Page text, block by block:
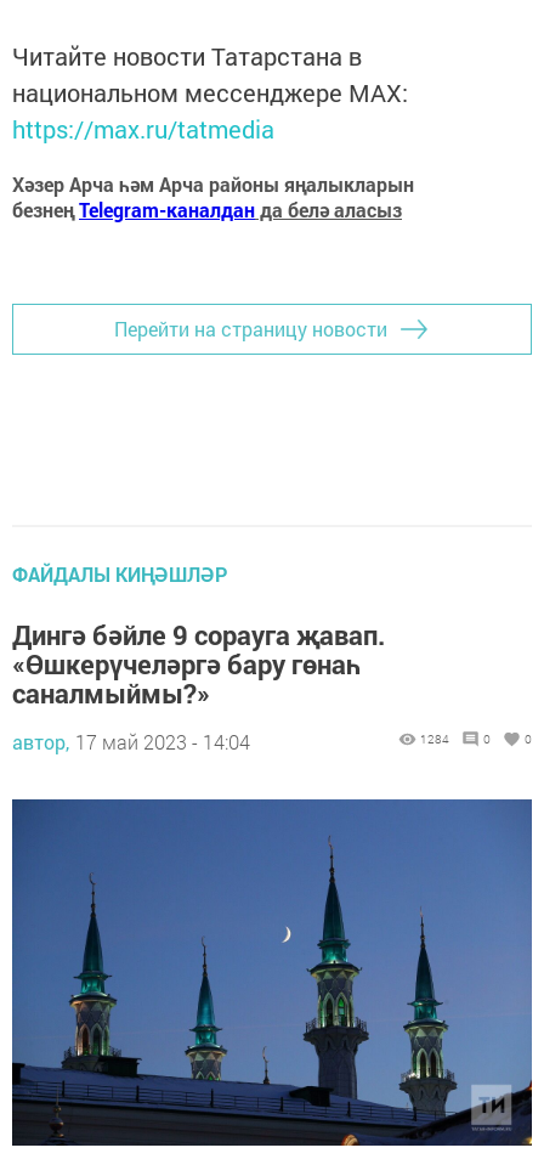
Читайте новости Татарстана в
национальном мессенджере MАХ:
https://max.ru/tatmedia
Хәзер Арча һәм Арча районы яңалыкларын
безнеңTelegram-каналданда белә аласыз
Перейти на страницу новости
ФАЙДАЛЫ КИҢӘШЛӘР
Дингә бәйле 9 сорауга җавап.
«Өшкерүчеләргә бару гөнаһ
саналмыймы?»
автор, 17 май 2023 - 14:04 1284 0 0